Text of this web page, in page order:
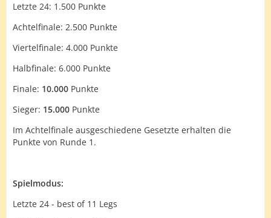
Letzte 24: 1.500 Punkte
Achtelfinale: 2.500 Punkte
Viertelfinale: 4.000 Punkte
Halbfinale: 6.000 Punkte
Finale: 10.000 Punkte
Sieger: 15.000 Punkte
Im Achtelfinale ausgeschiedene Gesetzte erhalten die
Punkte von Runde 1.
Spielmodus:
Letzte 24 - best of 11 Legs